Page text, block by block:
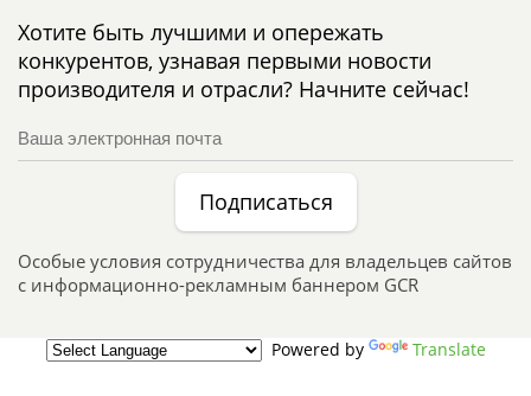
Хотите быть лучшими и опережать
конкурентов, узнавая первыми новости
производителя и отрасли? Начните сейчас!
Подписаться
Особые условия сотрудничества для владельцев сайтов
с информационно-рекламным баннером GCR
Powered by Translate